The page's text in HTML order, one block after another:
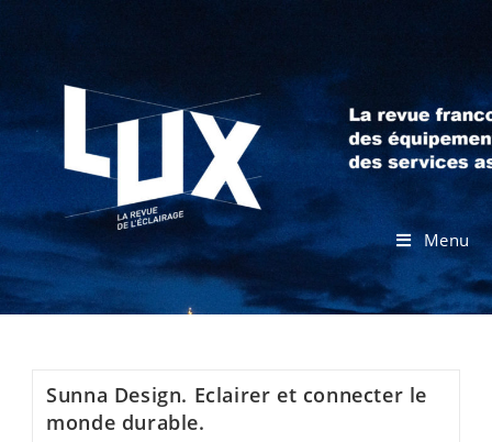
Menu
Sunna Design. Eclairer et connecter le
monde durable.